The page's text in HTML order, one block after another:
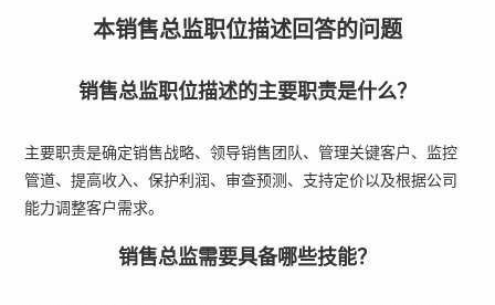
本销售总监职位描述回答的问题
销售总监职位描述的主要职责是什么？
主要职责是确定销售战略、领导销售团队、管理关键客户、监控
管道、提高收入、保护利润、审查预测、支持定价以及根据公司
能力调整客户需求。
销售总监需要具备哪些技能？